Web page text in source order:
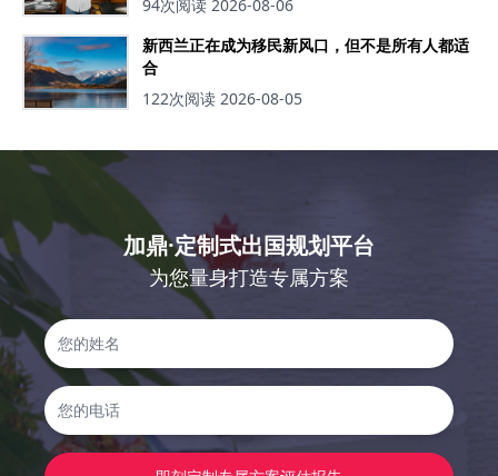
94次阅读 2026-08-06
新西兰正在成为移民新风口，但不是所有人都适
合
122次阅读 2026-08-05
加鼎·定制式出国规划平台
为您量身打造专属方案